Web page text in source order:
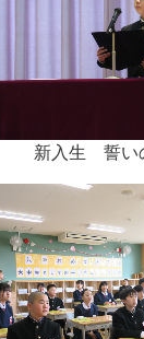
新入生 誓い